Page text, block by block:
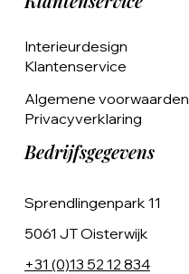
Interieurdesign
Klantenservice
Algemene voorwaarden
Privacyverklaring
Bedrijfsgegevens
Sprendlingenpark 11
5061 JT Oisterwijk
+31 (0)13 52 12 834